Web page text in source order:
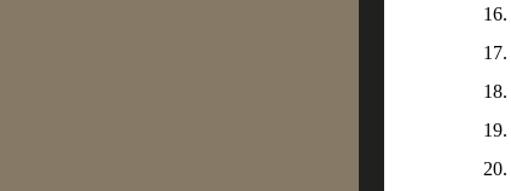
16.
17.
18.
19.
20.